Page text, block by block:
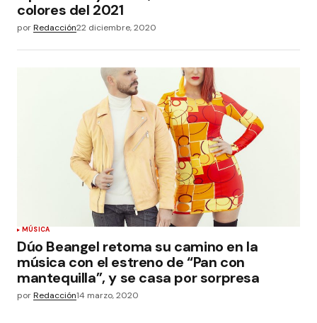
colores del 2021
porRedacción22 diciembre, 2020
MÚSICA
Dúo Beangel retoma su camino en la
música con el estreno de “Pan con
mantequilla”, y se casa por sorpresa
porRedacción14 marzo, 2020